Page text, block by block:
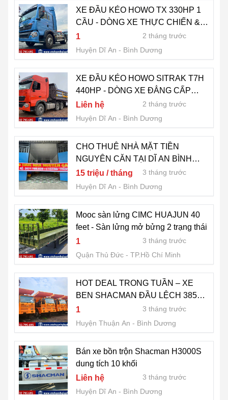
XE ĐẦU KÉO HOWO TX 330HP 1
CẦU - DÒNG XE THỰC CHIẾN &
TỐI ƯU CHI PHÍ
1
2 tháng trước
Huyện Dĩ An
Bình Dương
XE ĐẦU KÉO HOWO SITRAK T7H
440HP - DÒNG XE ĐẲNG CẤP
CAO CHO DÂN CHẠY ĐƯỜNG
DÀI
Liên hệ
2 tháng trước
Huyện Dĩ An
Bình Dương
CHO THUÊ NHÀ MẶT TIỀN
NGUYÊN CĂN TẠI DĨ AN BÌNH
DƯƠNG (CŨ)
15 triệu / tháng
3 tháng trước
Huyện Dĩ An
Bình Dương
Mooc sàn lửng CIMC HUAJUN 40
feet - Sàn lửng mở bửng 2 trạng thái
1
3 tháng trước
Quận Thủ Đức
TP.Hồ Chí Minh
HOT DEAL TRONG TUẦN – XE
BEN SHACMAN ĐẦU LỆCH 385HP
CUMMINS
1
3 tháng trước
Huyện Thuận An
Bình Dương
Bán xe bồn trộn Shacman H3000S
dung tích 10 khối
Liên hệ
3 tháng trước
Huyện Dĩ An
Bình Dương